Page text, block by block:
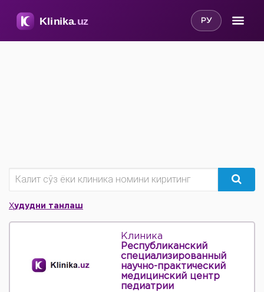
РУ
Ҳудудни танлаш
Клиника
Республиканский
специализированный
научно-практический
медицинский центр
педиатрии